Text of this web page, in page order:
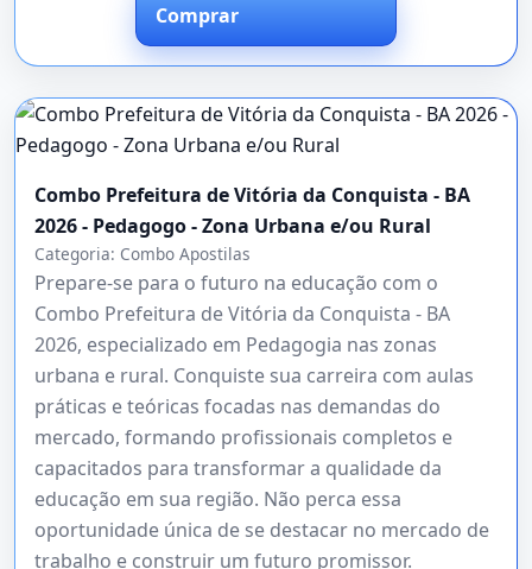
Comprar
Combo Prefeitura de Vitória da Conquista - BA
2026 - Pedagogo - Zona Urbana e/ou Rural
Categoria: Combo Apostilas
Prepare-se para o futuro na educação com o
Combo Prefeitura de Vitória da Conquista - BA
2026, especializado em Pedagogia nas zonas
urbana e rural. Conquiste sua carreira com aulas
práticas e teóricas focadas nas demandas do
mercado, formando profissionais completos e
capacitados para transformar a qualidade da
educação em sua região. Não perca essa
oportunidade única de se destacar no mercado de
trabalho e construir um futuro promissor.